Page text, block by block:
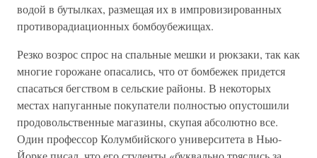
водой в бутылках, размещая их в импровизированных
противорадиационных бомбоубежищах.
Резко возрос спрос на спальные мешки и рюкзаки, так как
многие горожане опасались, что от бомбежек придется
спасаться бегством в сельские районы. В некоторых
местах напуганные покупатели полностью опустошили
продовольственные магазины, скупая абсолютно все.
Один профессор Колумбийского университета в Нью-